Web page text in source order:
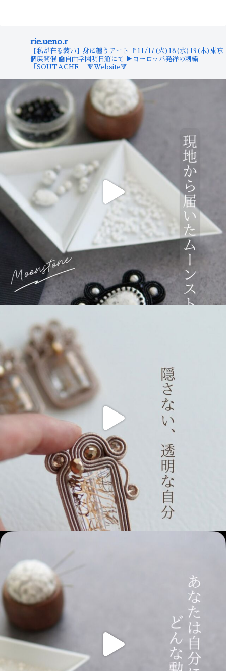
rie.ueno.r
【私が在る装い】身に纏うアート
🚩11/17(火)18(水)19(木)東京
個展開催 🏫自由学園明日館にて
▶︎ヨーロッパ発祥の刺繍
「SOUTACHE」
🔻Website🔻